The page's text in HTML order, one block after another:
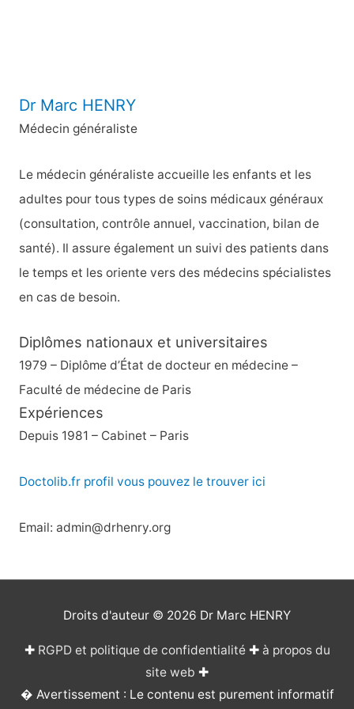
Dr Marc HENRY
Médecin généraliste
Le médecin généraliste accueille les enfants et les
adultes pour tous types de soins médicaux généraux
(consultation, contrôle annuel, vaccination, bilan de
santé). Il assure également un suivi des patients dans
le temps et les oriente vers des médecins spécialistes
en cas de besoin.
Diplômes nationaux et universitaires
1979 – Diplôme d’État de docteur en médecine –
Faculté de médecine de Paris
Expériences
Depuis 1981 – Cabinet – Paris
Doctolib.fr profil vous pouvez le trouver ici
Email: admin@drhenry.org
Droits d'auteur © 2026 Dr Marc HENRY
✚ RGPD et politique de confidentialité✚ à propos du
site web ✚
� Avertissement : Le contenu est purement informatif